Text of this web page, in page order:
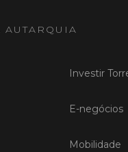
AUTARQUIA
Investir
E-negócios
Mobilidade